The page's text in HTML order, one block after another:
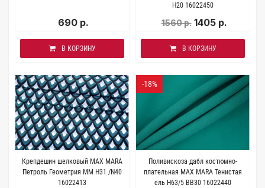
690 р.
В КОРЗИНУ
Н20 16022450
1560 р. 1405 р.
В КОРЗИНУ
Крепдешин шелковый MAX MARA
Петроль Геометрия MM H31 /N40
16022413
-18%
Поливискоза дабл костюмно-
плательная MAX MARA Тенистая
ель H63/5 BB30 16022440